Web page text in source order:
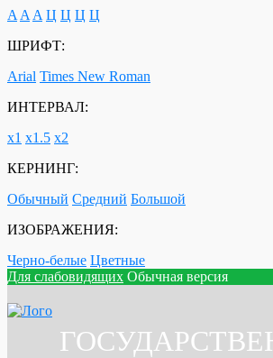
A A A Ц Ц Ц Ц
ШРИФТ:
Arial Times New Roman
ИНТЕРВАЛ:
х1 х1.5 х2
КЕРНИНГ:
Обычный Средний Большой
ИЗОБРАЖЕНИЯ:
Черно-белые Цветные
Для слабовидящих Обычная версия